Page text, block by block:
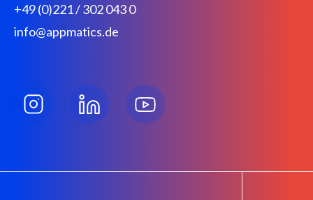
+49 (0)221 / 302 043 0
info@appmatics.de